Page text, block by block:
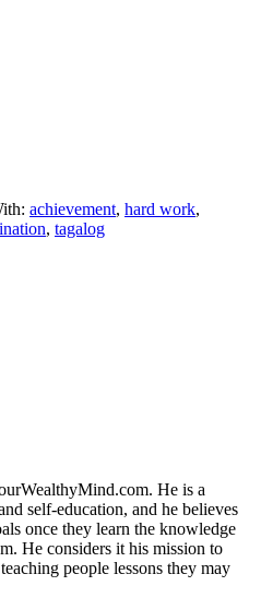
achievement, hard work,
, tagalog
He is a
self-education, and he believes
once they learn the knowledge
He considers it his mission to
people lessons they may